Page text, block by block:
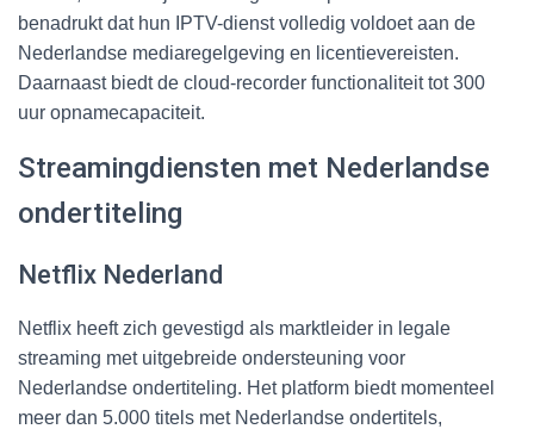
benadrukt dat hun IPTV-dienst volledig voldoet aan de
Nederlandse mediaregelgeving en licentievereisten.
Daarnaast biedt de cloud-recorder functionaliteit tot 300
uur opnamecapaciteit.
Streamingdiensten met Nederlandse
ondertiteling
Netflix Nederland
Netflix heeft zich gevestigd als marktleider in legale
streaming met uitgebreide ondersteuning voor
Nederlandse ondertiteling. Het platform biedt momenteel
meer dan 5.000 titels met Nederlandse ondertitels,